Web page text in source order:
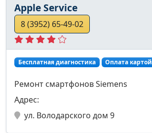
Apple Service
8 (3952) 65-49-02
Бесплатная диагностика Оплата картой
Ремонт смартфонов Siemens
Адрес:
ул. Володарского дом 9